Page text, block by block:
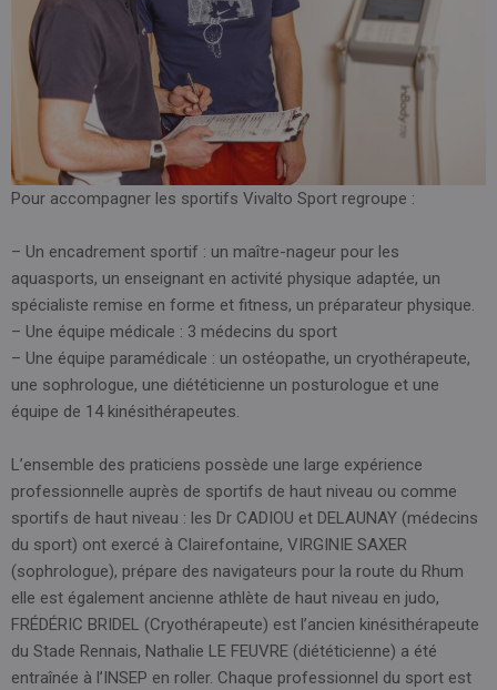
Pour accompagner les sportifs Vivalto Sport regroupe :
– Un encadrement sportif : un maître-nageur pour les
aquasports, un enseignant en activité physique adaptée, un
spécialiste remise en forme et fitness, un préparateur physique.
– Une équipe médicale : 3 médecins du sport
– Une équipe paramédicale : un ostéopathe, un cryothérapeute,
une sophrologue, une diététicienne un posturologue et une
équipe de 14 kinésithérapeutes.
L’ensemble des praticiens possède une large expérience
professionnelle auprès de sportifs de haut niveau ou comme
sportifs de haut niveau : les Dr CADIOU et DELAUNAY (médecins
du sport) ont exercé à Clairefontaine, VIRGINIE SAXER
(sophrologue), prépare des navigateurs pour la route du Rhum
elle est également ancienne athlète de haut niveau en judo,
FRÉDÉRIC BRIDEL (Cryothérapeute) est l’ancien kinésithérapeute
du Stade Rennais, Nathalie LE FEUVRE (diététicienne) a été
entraînée à l’INSEP en roller. Chaque professionnel du sport est